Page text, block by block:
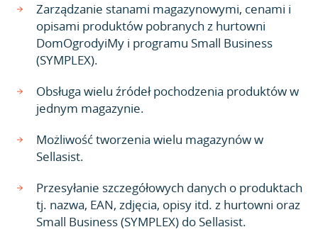
Zarządzanie stanami magazynowymi, cenami i
opisami produktów pobranych z hurtowni
DomOgrodyiMy i programu Small Business
(SYMPLEX).
Obsługa wielu źródeł pochodzenia produktów w
jednym magazynie.
Możliwość tworzenia wielu magazynów w
Sellasist.
Przesyłanie szczegółowych danych o produktach
tj. nazwa, EAN, zdjęcia, opisy itd. z hurtowni oraz
Small Business (SYMPLEX) do Sellasist.